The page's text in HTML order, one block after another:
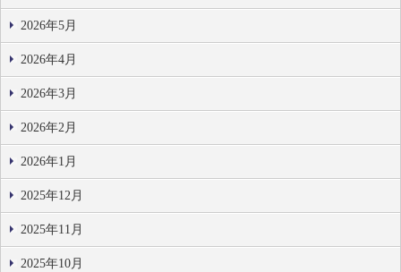
2026年5月
2026年4月
2026年3月
2026年2月
2026年1月
2025年12月
2025年11月
2025年10月